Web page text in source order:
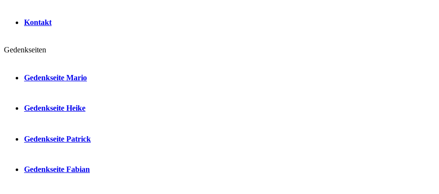
Kontakt
Gedenkseiten
Gedenkseite Mario
Gedenkseite Heike
Gedenkseite Patrick
Gedenkseite Fabian